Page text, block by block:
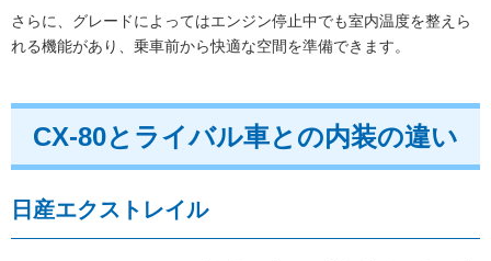
さらに、グレードによってはエンジン停止中でも室内温度を整えら
れる機能があり、乗車前から快適な空間を準備できます。
CX-80とライバル車との内装の違い
日産エクストレイル